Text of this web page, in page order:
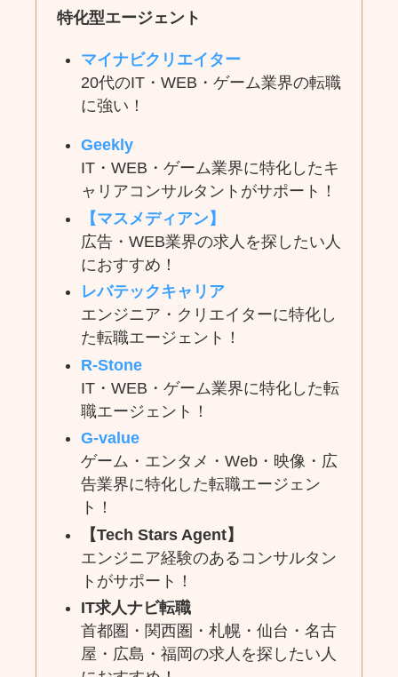
特化型エージェント
マイナビクリエイター
20代のIT・WEB・ゲーム業界の転職
に強い！
Geekly
IT・WEB・ゲーム業界に特化したキ
ャリアコンサルタントがサポート！
【マスメディアン】
広告・WEB業界の求人を探したい人
におすすめ！
レバテックキャリア
エンジニア・クリエイターに特化し
た転職エージェント！
R-Stone
IT・WEB・ゲーム業界に特化した転
職エージェント！
G-value
ゲーム・エンタメ・Web・映像・広
告業界に特化した転職エージェン
ト！
【Tech Stars Agent】
エンジニア経験のあるコンサルタン
トがサポート！
IT求人ナビ転職
首都圏・関西圏・札幌・仙台・名古
屋・広島・福岡の求人を探したい人